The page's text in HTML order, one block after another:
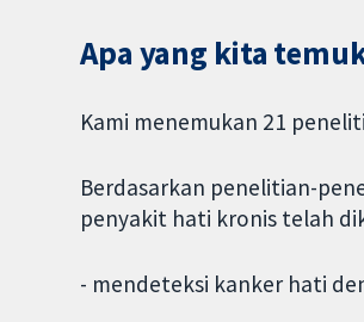
Apa yang kita
Kami menemukan 21
Berdasarkan penelitian-
penyakit hati kronis telah
- mendeteksi kanker hati